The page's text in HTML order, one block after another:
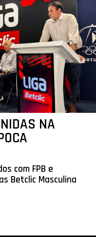
NA
com FPB e
Betclic Masculina